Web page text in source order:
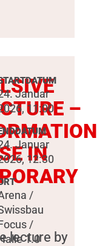
–
IN
lecture by
Januar
11:00
Januar
12:30
/
/
1.0